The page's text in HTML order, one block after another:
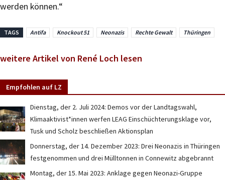
werden können.“
TAGS Antifa Knockout 51 Neonazis Rechte Gewalt Thüringen
weitere Artikel von René Loch lesen
Empfohlen auf LZ
Dienstag, der 2. Juli 2024: Demos vor der Landtagswahl,
Klimaaktivist*innen werfen LEAG Einschüchterungsklage vor,
Tusk und Scholz beschließen Aktionsplan
Donnerstag, der 14. Dezember 2023: Drei Neonazis in Thüringen
festgenommen und drei Mülltonnen in Connewitz abgebrannt
Montag, der 15. Mai 2023: Anklage gegen Neonazi-Gruppe